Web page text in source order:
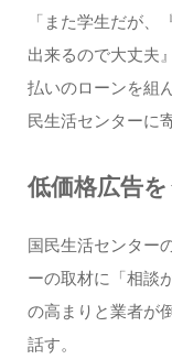
「また学生だが
出来るので大丈夫
払いのローンを組
民生活センターに
低価格広告
国民生活センター
ーの取材に「相談
の高まりと業者が
話す。